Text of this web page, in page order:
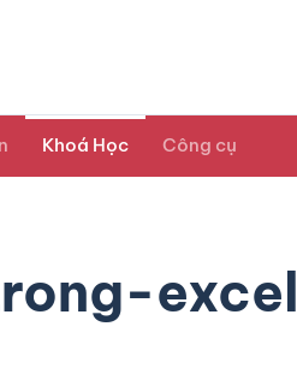
Khoá Học Công cụ
excel